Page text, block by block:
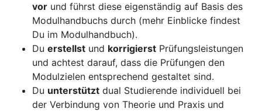
vor und führst diese eigenständig auf Basis des
Modulhandbuchs durch (mehr Einblicke findest
Du im Modulhandbuch).
Du erstellst und korrigierst Prüfungsleistungen
und achtest darauf, dass die Prüfungen den
Modulzielen entsprechend gestaltet sind.
Du unterstützt dual Studierende individuell bei
der Verbindung von Theorie und Praxis und